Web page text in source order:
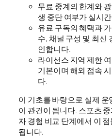
무료 중계의 한계와
생 중단 여부가 실시
유료 구독의 혜택과
수, 채널 구성 및 최신
인합니다.
라이선스 지역 제한
기본이며 해외 접속
다.
이 기초를 바탕으로 실제
이 관건이 됩니다. 스포츠
자 경험 비교 단계에서 이
됩니다.